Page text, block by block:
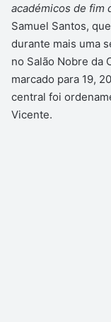
académicos de fim
Samuel Santos,
durante mais uma
no Salão Nobre da
marcado para 19,
central foi
Vicente.